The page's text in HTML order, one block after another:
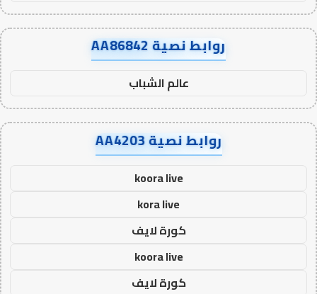
روابط نصية AA86842
عالم الشباب
روابط نصية AA4203
koora live
kora live
كورة لايف
koora live
كورة لايف